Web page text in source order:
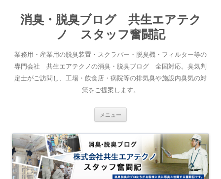
消臭・脱臭ブログ 共生エアテク
ノ スタッフ奮闘記
業務用・産業用の脱臭装置・スクラバー・脱臭機・フィルター等の
専門会社 共生エアテクノの消臭・脱臭ブログ 全国対応。臭気判
定士がご訪問し、工場・飲食店・病院等の排気臭や施設内臭気の対
策をご提案します。
メニュー